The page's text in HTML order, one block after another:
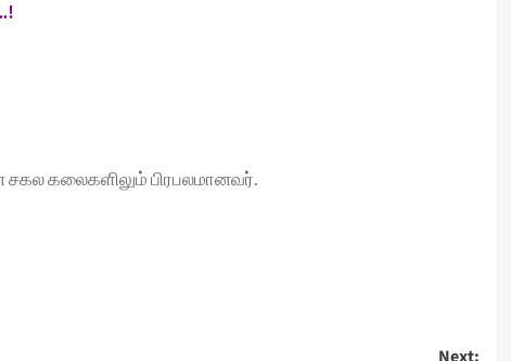
சகல கலைகளிலும் பிரபலமானவர்.